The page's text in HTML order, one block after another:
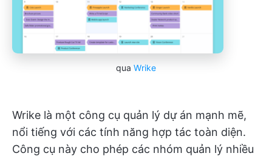
qua Wrike
Wrike là một công cụ quản lý dự án mạnh mẽ,
nổi tiếng với các tính năng hợp tác toàn diện.
Công cụ này cho phép các nhóm quản lý nhiều